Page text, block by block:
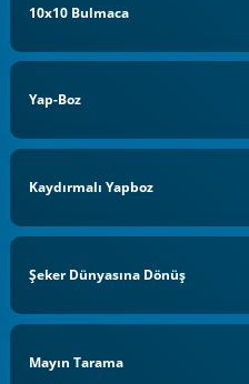
10x10 Bulmaca
Yap-Boz
Kaydırmalı Yapboz
Şeker Dünyasına Dönüş
Mayın Tarama